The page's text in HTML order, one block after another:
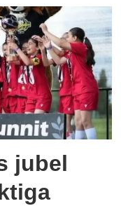
jubel